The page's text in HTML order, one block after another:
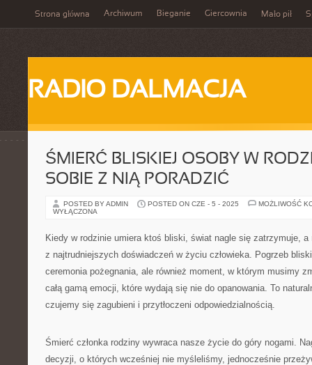
Strona główna Archiwum Bieganie Giercownia Mało pił
RADIO DALMACJA
ŚMIERĆ BLISKIEJ OSOBY W
SOBIE Z NIĄ PORADZIĆ
POSTED BY ADMIN POSTED ON CZE - 5 - 2025
MOŻLIWOŚĆ
WYŁĄCZONA
Kiedy w rodzinie umiera ktoś bliski, świat nagle się zatrzymuje,
z najtrudniejszych doświadczeń w życiu człowieka. Pogrzeb
ceremonia pożegnania, ale również moment, w którym musimy
całą gamą emocji, które wydają się nie do opanowania. To
czujemy się zagubieni i przytłoczeni odpowiedzialnością.
Śmierć członka rodziny wywraca nasze życie do góry nogami.
decyzji, o których wcześniej nie myśleliśmy, jednocześnie